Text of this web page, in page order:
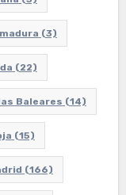
(3)
(22)
Baleares (14)
(15)
(166)